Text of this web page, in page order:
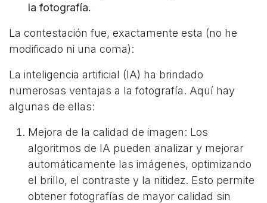
la fotografía.
La contestación fue, exactamente esta (no he
modificado ni una coma):
La inteligencia artificial (IA) ha brindado
numerosas ventajas a la fotografía. Aquí hay
algunas de ellas:
Mejora de la calidad de imagen: Los
algoritmos de IA pueden analizar y mejorar
automáticamente las imágenes, optimizando
el brillo, el contraste y la nitidez. Esto permite
obtener fotografías de mayor calidad sin